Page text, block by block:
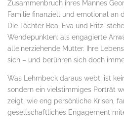
Zusammenbruch ihres Mannes
Familie finanziell und emotional an
Die Töchter Bea, Eva und Fritzi
Wendepunkten: als engagierte
alleinerziehende Mutter. Ihre
sich – und berühren sich doch
Was Lehmbeck daraus webt, ist
sondern ein vielstimmiges Porträt
zeigt, wie eng persönliche Krisen,
gesellschaftliches Engagement